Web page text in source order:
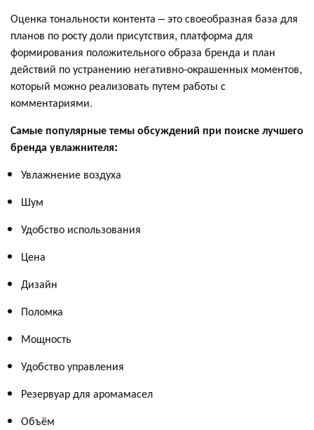
Оценка тональности контента – это своеобразная база для
планов по росту доли присутствия, платформа для
формирования положительного образа бренда и план
действий по устранению негативно-окрашенных моментов,
который можно реализовать путем работы с
комментариями.
Самые популярные темы обсуждений при поиске лучшего
бренда увлажнителя:
Увлажнение воздуха
Шум
Удобство использования
Цена
Дизайн
Поломка
Мощность
Удобство управления
Резервуар для аромамасел
Объём